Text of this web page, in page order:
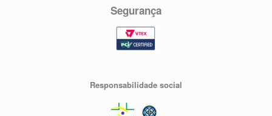
Segurança
Responsabilidade social